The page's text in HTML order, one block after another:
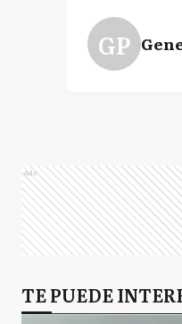
GP
Ads
TE PUEDE